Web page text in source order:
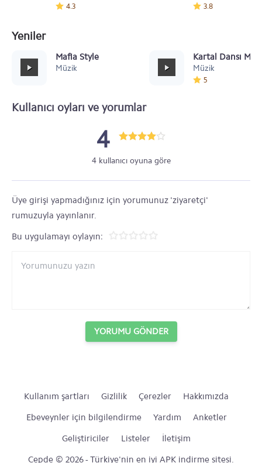
4.3 3.8
Yeniler
Mafia Style
Müzik
Kartal Dansı
Müzik
5
Kullanıcı oyları ve yorumlar
4
4 kullanıcı oyuna göre
Üye girişi yapmadığınız için yorumunuz 'ziyaretçi'
rumuzuyla yayınlanır.
Bu uygulamayı oylayın:
YORUMU GÖNDER
Kullanım şartları Gizlilik Çerezler
Hakkımızda
Ebeveynler için bilgilendirme
Yardım
Anketler
Geliştiriciler
Listeler
İletişim
Cepde © 2026 - Türkiye'nin en iyi APK indirme sitesi.